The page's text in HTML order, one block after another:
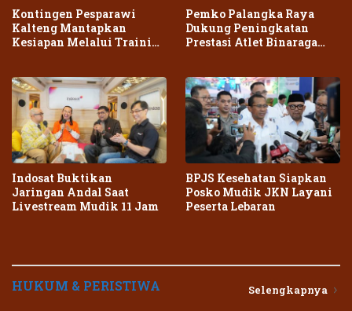
Kontingen Pesparawi
Kalteng Mantapkan
Kesiapan Melalui Training
Pemko Palangka Raya
Dukung Peningkatan
Prestasi Atlet Binaraga
Indosat Buktikan
Jaringan Andal Saat
Livestream Mudik 11 Jam
BPJS Kesehatan Siapkan
Posko Mudik JKN Layani
Peserta Lebaran
HUKUM & PERISTIWA Selengkapnya